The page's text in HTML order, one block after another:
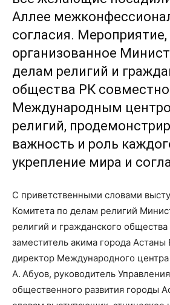
Аллее
согласия. Мероприятие,
организованное
делам религий и
общества РК
Международным
религий,
важность и роль
укрепление мира и
С приветственными словами
Комитета по делам религий
религий и гражданского
заместитель акима города
директор Международного центра
А. Абуов, руководитель
общественного развития городы